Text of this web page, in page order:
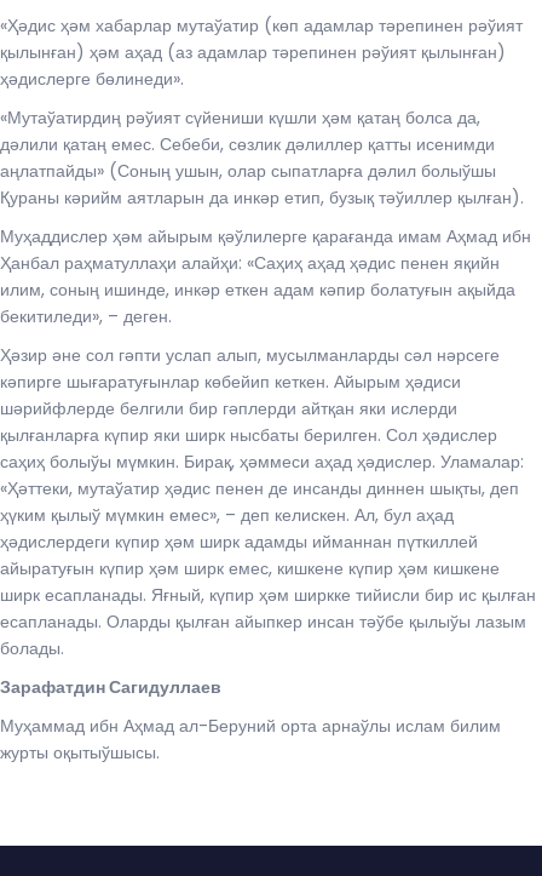
«Ҳәдис ҳәм хабарлар мутаўатир (көп адамлар тәрепинен рәўият
қылынған) ҳәм аҳад (аз адамлар тәрепинен рәўият қылынған)
ҳәдислерге бөлинеди».
«Мутаўатирдиң рәўият сүйениши күшли ҳәм қатаң болса да,
дәлили қатаң емес. Себеби, сөзлик дәлиллер қатты исенимди
аңлатпайды» (Соның ушын, олар сыпатларға дәлил болыўшы
Қураны кәрийм аятларын да инкәр етип, бузық тәўиллер қылған).
Муҳаддислер ҳәм айырым қәўлилерге қарағанда имам Аҳмад ибн
Ҳанбал раҳматуллаҳи алайҳи: «Саҳиҳ аҳад ҳәдис пенен яқийн
илим, соның ишинде, инкәр еткен адам кәпир болатуғын ақыйда
бекитиледи», – деген.
Ҳәзир әне сол гәпти услап алып, мусылманларды сәл нәрсеге
кәпирге шығаратуғынлар көбейип кеткен. Айырым ҳәдиси
шәрийфлерде белгили бир гәплерди айтқан яки ислерди
қылғанларға күпир яки ширк нысбаты берилген. Сол ҳәдислер
саҳиҳ болыўы мүмкин. Бирақ, ҳәммеси аҳад ҳәдислер. Уламалар:
«Ҳәттеки, мутаўатир ҳәдис пенен де инсанды диннен шықты, деп
ҳүким қылыў мүмкин емес», – деп келискен. Ал, бул аҳад
ҳәдислердеги күпир ҳәм ширк адамды ийманнан пүткиллей
айыратуғын күпир ҳәм ширк емес, кишкене күпир ҳәм кишкене
ширк есапланады. Яғный, күпир ҳәм ширкке тийисли бир ис қылған
есапланады. Оларды қылған айыпкер инсан тәўбе қылыўы лазым
болады.
Зарафатдин Сагидуллаев
Муҳаммад ибн Аҳмад ал-Беруний орта арнаўлы ислам билим
журты оқытыўшысы.